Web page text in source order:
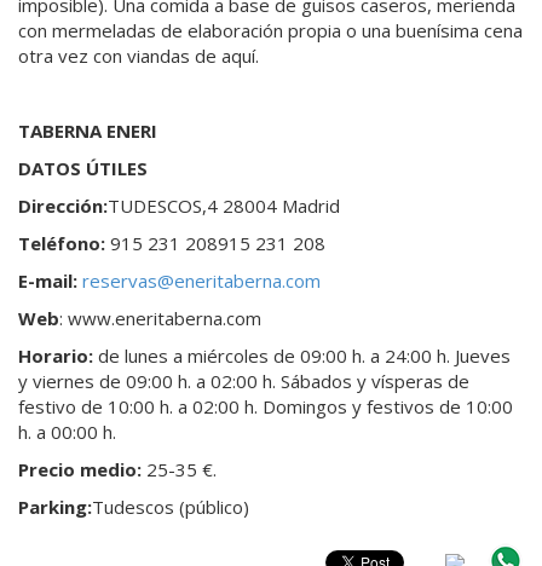
imposible). Una comida a base de guisos caseros, merienda
con mermeladas de elaboración propia o una buenísima cena
otra vez con viandas de aquí.
TABERNA ENERI
DATOS ÚTILES
Dirección:TUDESCOS,4 28004 Madrid
Teléfono: 915 231 208915 231 208
E-mail: reservas@eneritaberna.com
Web: www.eneritaberna.com
Horario: de lunes a miércoles de 09:00 h. a 24:00 h. Jueves
y viernes de 09:00 h. a 02:00 h. Sábados y vísperas de
festivo de 10:00 h. a 02:00 h. Domingos y festivos de 10:00
h. a 00:00 h.
Precio medio: 25-35 €.
Parking:Tudescos (público)